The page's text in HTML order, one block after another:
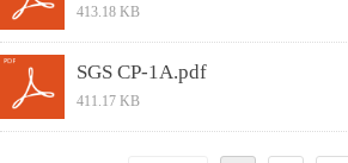
413.18 KB
SGS CP-1A.pdf
411.17 KB